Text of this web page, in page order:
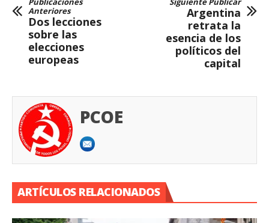
Anteriores
Dos lecciones
sobre las
elecciones
europeas
Argentina
retrata la
esencia de los
políticos del
capital
PCOE
ARTÍCULOS RELACIONADOS